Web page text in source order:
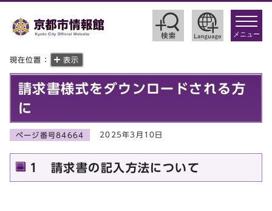
toggle
メニュー
現在位置： 表示
請求書様式をダウンロードされる方
に
ページ番号84664 2025年3月10日
1 請求書の記入方法について